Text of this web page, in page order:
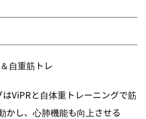
＆自重筋トレ
ViPRと自体重トレーニングで筋
かし、心肺機能も向上させる